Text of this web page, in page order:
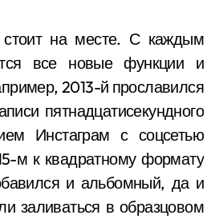
на месте. С каждым
все новые функции и
2013-й прославился
пятнадцатисекундного
Инстаграм с соцсетью
м к квадратному формату
и альбомный, да и
заливаться в образцовом